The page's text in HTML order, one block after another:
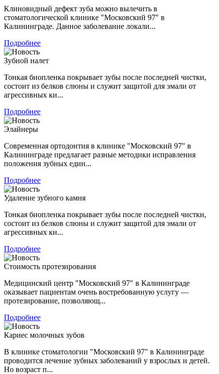
Клиновидный дефект зуба можно вылечить в
стоматологической клинике "Московский 97" в
Калининграде. Данное заболевание локали...
Подробнее
Зубной налет
Тонкая биопленка покрывает зубы после последней чистки,
состоит из белков слюны и служит защитой для эмали от
агрессивных ки...
Подробнее
Элайнеры
Современная ортодонтия в клинике "Московский 97" в
Калининграде предлагает разные методики исправления
положения зубных един...
Подробнее
Удаление зубного камня
Тонкая биопленка покрывает зубы после последней чистки,
состоит из белков слюны и служит защитой для эмали от
агрессивных ки...
Подробнее
Стоимость протезирования
Медицинский центр "Московский 97" в Калининграде
оказывает пациентам очень востребованную услугу —
протезирование, позволяющ...
Подробнее
Кариес молочных зубов
В клинике стоматологии "Московский 97" в Калининграде
проводится лечение зубных заболеваний у взрослых и детей.
Но возраст п...